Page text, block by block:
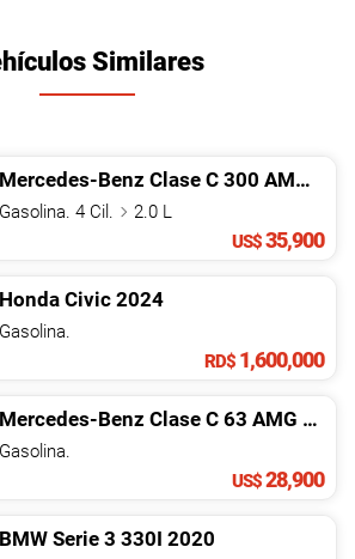
Similares
Mercedes-Benz Clase C 300 AMG
Gasolina. 4 Cil.
2.0 L
US$35,900
Honda Civic 2024
Gasolina.
RD$ 1,600,000
Mercedes-Benz Clase C 63 AMG 2009
Gasolina.
US$28,900
BMW Serie 3 330I 2020